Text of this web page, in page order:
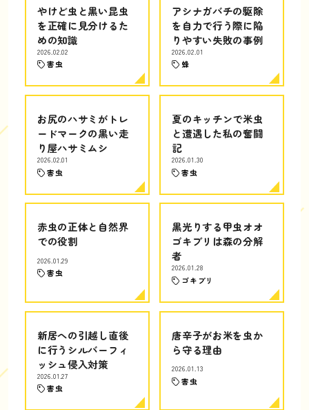
やけど虫と黒い昆虫
を正確に見分けるた
めの知識
2026.02.02
害虫
アシナガバチの駆除
を自力で行う際に陥
りやすい失敗の事例
2026.02.01
蜂
お尻のハサミがトレ
ードマークの黒い走
り屋ハサミムシ
2026.02.01
害虫
夏のキッチンで米虫
と遭遇した私の奮闘
記
2026.01.30
害虫
赤虫の正体と自然界
での役割
2026.01.29
害虫
黒光りする甲虫オオ
ゴキブリは森の分解
者
2026.01.28
ゴキブリ
新居への引越し直後
に行うシルバーフィ
ッシュ侵入対策
2026.01.27
害虫
唐辛子がお米を虫か
ら守る理由
2026.01.13
害虫